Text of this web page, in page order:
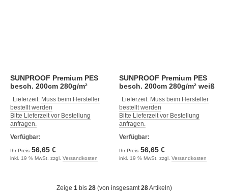
SUNPROOF Premium PES
besch. 200cm 280g/m²
Lieferzeit: Muss beim Hersteller
bestellt werden
Bitte Lieferzeit vor Bestellung
anfragen.
Verfügbar:
Ihr Preis 56,65 €
inkl. 19 % MwSt. zzgl. Versandkosten
SUNPROOF Premium PES
besch. 200cm 280g/m² weiß
Lieferzeit: Muss beim Hersteller
bestellt werden
Bitte Lieferzeit vor Bestellung
anfragen.
Verfügbar:
Ihr Preis 56,65 €
inkl. 19 % MwSt. zzgl. Versandkosten
Zeige 1bis 28(von insgesamt28Artikeln)